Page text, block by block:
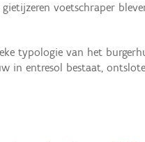
voetschraper
typologie van het
in entresol bestaat,